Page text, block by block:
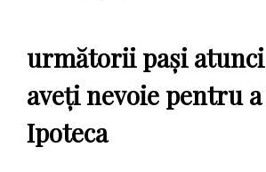
următorii pași
aveți nevoie pentru
Ipoteca